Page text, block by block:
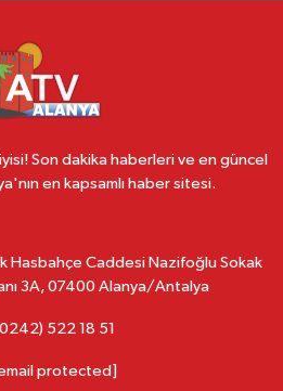
Son dakika haberleri ve en güncel
en kapsamlı haber sitesi.
Hasbahçe Caddesi Nazifoğlu Sokak
3A, 07400 Alanya/Antalya
522 18 51
protected]